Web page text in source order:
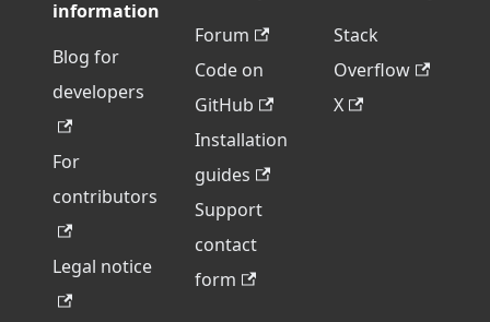
information
Blog for
developers
For
contributors
Legal notice
Forum
Code on
GitHub
Installation
guides
Support
contact
form
Stack
Overflow
X